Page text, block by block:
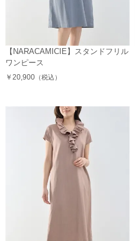
【NARACAMICIE】スタンドフリル
ワンピース
￥20,900（税込）